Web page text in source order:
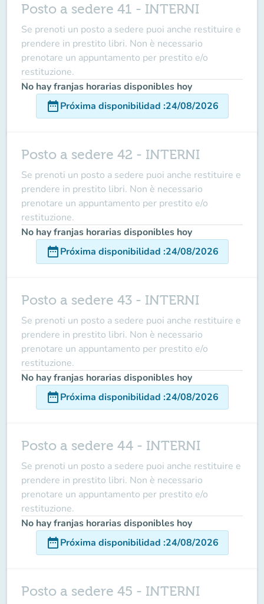
Posto a sedere 41 - INTERNI
Se prenoti un posto a sedere puoi anche restituire e
prendere in prestito libri. Non è necessario
prenotare un appuntamento per prestito e/o
restituzione.
No hay franjas horarias disponibles hoy
date_rangePróxima disponibilidad :24/08/2026
Posto a sedere 42 - INTERNI
Se prenoti un posto a sedere puoi anche restituire e
prendere in prestito libri. Non è necessario
prenotare un appuntamento per prestito e/o
restituzione.
No hay franjas horarias disponibles hoy
date_rangePróxima disponibilidad :24/08/2026
Posto a sedere 43 - INTERNI
Se prenoti un posto a sedere puoi anche restituire e
prendere in prestito libri. Non è necessario
prenotare un appuntamento per prestito e/o
restituzione.
No hay franjas horarias disponibles hoy
date_rangePróxima disponibilidad :24/08/2026
Posto a sedere 44 - INTERNI
Se prenoti un posto a sedere puoi anche restituire e
prendere in prestito libri. Non è necessario
prenotare un appuntamento per prestito e/o
restituzione.
No hay franjas horarias disponibles hoy
date_rangePróxima disponibilidad :24/08/2026
Posto a sedere 45 - INTERNI